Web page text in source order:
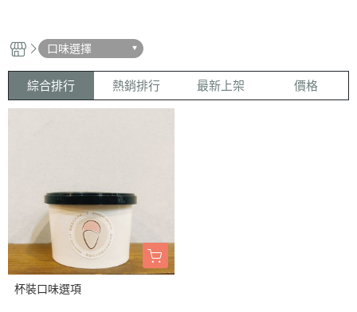
口味選擇
綜合排行 熱銷排行 最新上架 價格
杯裝口味選項